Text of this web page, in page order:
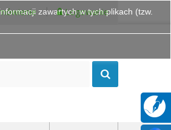
Logowanie
zawartych w tych plikach (tzw.